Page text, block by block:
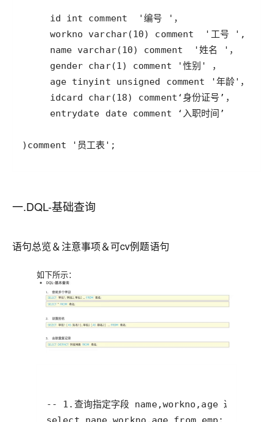
一.DQL-基础查询
语句总览＆注意事项＆可cv例题语句
如下所示：